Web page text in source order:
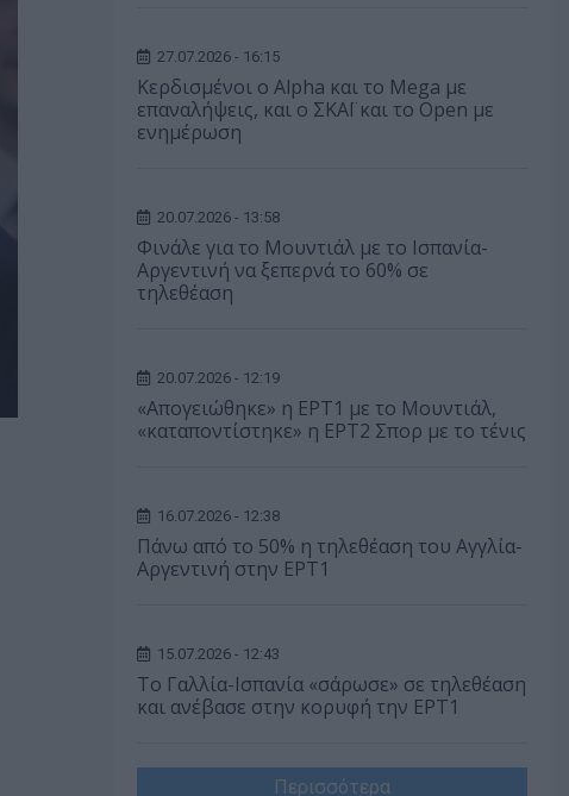
27.07.2026 - 16:15
Κερδισμένοι ο Alpha και το Mega με
επαναλήψεις, και ο ΣΚΑΪ και το Open με
ενημέρωση
20.07.2026 - 13:58
Φινάλε για το Μουντιάλ με το Ισπανία-
Αργεντινή να ξεπερνά το 60% σε
τηλεθέαση
20.07.2026 - 12:19
«Απογειώθηκε» η ΕΡΤ1 με το Μουντιάλ,
«καταποντίστηκε» η ΕΡΤ2 Σπορ με το τένις
16.07.2026 - 12:38
Πάνω από το 50% η τηλεθέαση του Αγγλία-
Αργεντινή στην ΕΡΤ1
15.07.2026 - 12:43
Το Γαλλία-Ισπανία «σάρωσε» σε τηλεθέαση
και ανέβασε στην κορυφή την ΕΡΤ1
Περισσότερα